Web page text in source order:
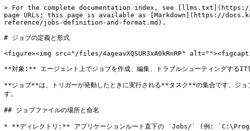
> For the complete documentation index, see
page URLs; this page is available as [Markdown](https://
reference/jobs-definition-and-format.md).
# ジョブの定義と形式
<figure><img src="/files/4ageavXQSUR3xA0kRnRP"
**対象:** エージェント上でジョブを作成、編集、トラブルシューティングするIT
**ジョブ**は、トリガーが発動したときに実行される**タスク**の集合です。ジョ
す。
## ジョブファイルの場所と命名
* **ディレクトリ:** アプリケーションルート直下の `Jobs/` (例: